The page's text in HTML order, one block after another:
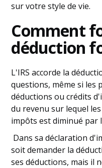
sur votre style de vie.
Comment
déduction
L'IRS accorde la
questions, même si les
déductions ou crédits
du revenu sur lequel
impôts est diminué par
Dans sa déclaration
soit demander la
ses déductions, mais il